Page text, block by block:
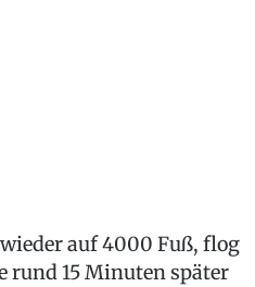
auf 4000 Fuß, flog
rund 15 Minuten später